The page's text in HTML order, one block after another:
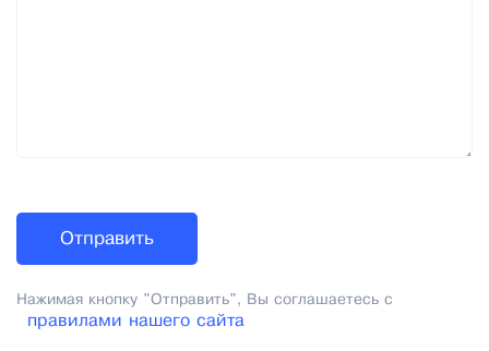
Нажимая кнопку "Отправить", Вы соглашаетесь с
правилами нашего сайта